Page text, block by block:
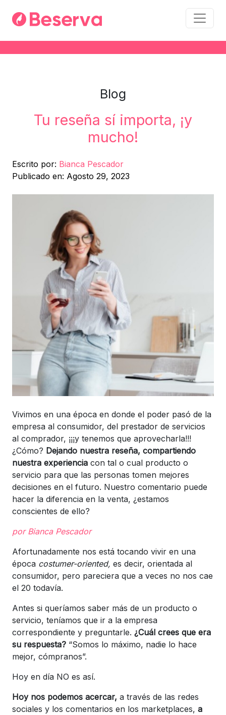
Blog
Tu reseña sí importa, ¡y
mucho!
Escrito por: Bianca Pescador
Publicado en: Agosto 29, 2023
Vivimos en una época en donde el poder pasó de la
empresa al consumidor, del prestador de servicios
al comprador, ¡¡¡y tenemos que aprovecharla!!!
¿Cómo? Dejando nuestra reseña, compartiendo
nuestra experiencia con tal o cual producto o
servicio para que las personas tomen mejores
decisiones en el futuro. Nuestro comentario puede
hacer la diferencia en la venta, ¿estamos
conscientes de ello?
por Bianca Pescador
Afortunadamente nos está tocando vivir en una
época costumer-oriented, es decir, orientada al
consumidor, pero pareciera que a veces no nos cae
el 20 todavía.
Antes si queríamos saber más de un producto o
servicio, teníamos que ir a la empresa
correspondiente y preguntarle. ¿Cuál crees que era
su respuesta? “Somos lo máximo, nadie lo hace
mejor, cómpranos”.
Hoy en día NO es así.
Hoy nos podemos acercar, a través de las redes
sociales y los comentarios en los marketplaces, a